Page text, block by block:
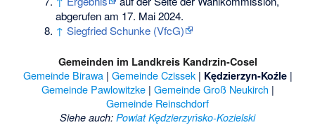
abgerufen am 17. Mai 2024.
↑ Siegfried Schunke (VfcG)
Gemeinden im Landkreis Kandrzin-Cosel
Gemeinde Birawa| Gemeinde Czissek| Kędzierzyn-Koźle|
Gemeinde Pawlowitzke| Gemeinde Groß Neukirch |
Gemeinde Reinschdorf
Siehe auch: Powiat Kędzierzyńsko-Kozielski